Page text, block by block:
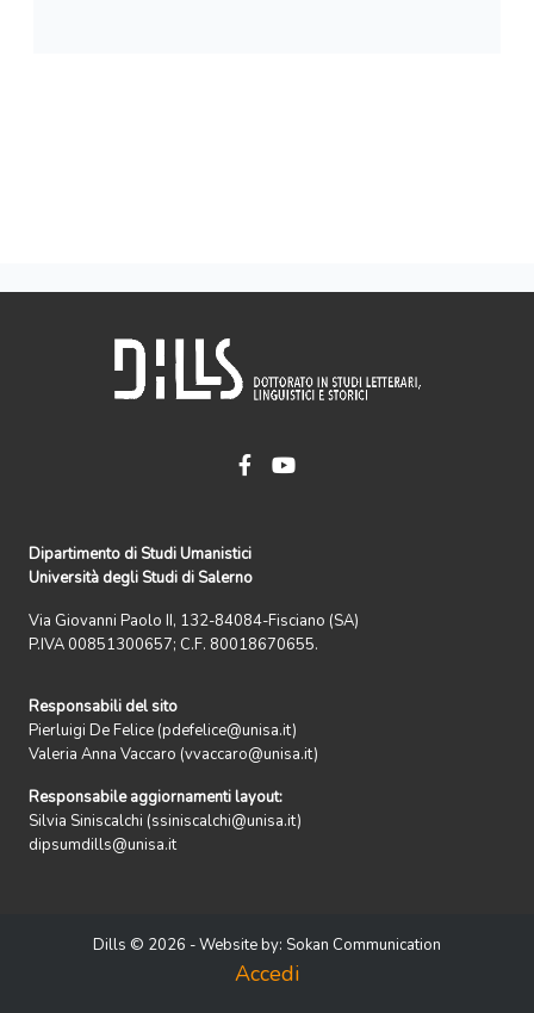
Dipartimento di Studi Umanistici
Università degli Studi di Salerno
Via Giovanni Paolo II, 132-84084-Fisciano (SA)
P.IVA 00851300657; C.F. 80018670655.
Responsabili del sito
Pierluigi De Felice (pdefelice@unisa.it)
Valeria Anna Vaccaro (vvaccaro@unisa.it)
Responsabile aggiornamenti layout:
Silvia Siniscalchi (ssiniscalchi@unisa.it)
dipsumdills@unisa.it
Dills © 2026 - Website by: Sokan Communication
Accedi